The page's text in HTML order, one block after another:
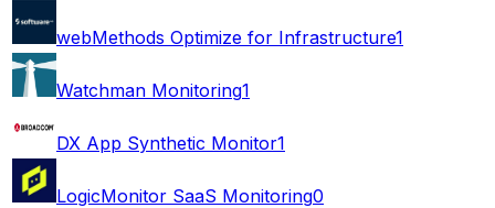
webMethods Optimize for Infrastructure1
Watchman Monitoring1
DX App Synthetic Monitor1
LogicMonitor SaaS Monitoring0